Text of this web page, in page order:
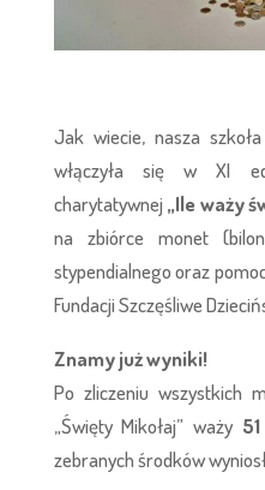
Jak wiecie, nasza
włączyła się w XI
charytatywnej „Ile waży
na zbiórce monet
stypendialnego oraz
Fundacji Szczęśliwe
Znamy już wyniki!
Po zliczeniu wszystkich
„Święty Mikołaj” waży
zebranych środków